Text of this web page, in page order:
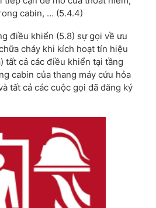
cabin, … (5.4.4)
điều khiển (5.8) sự gọi về ưu
cháy khi kích hoạt tín hiệu
tất cả các điều khiển tại tầng
cabin của thang máy cứu hỏa
tất cả các cuộc gọi đã đăng ký